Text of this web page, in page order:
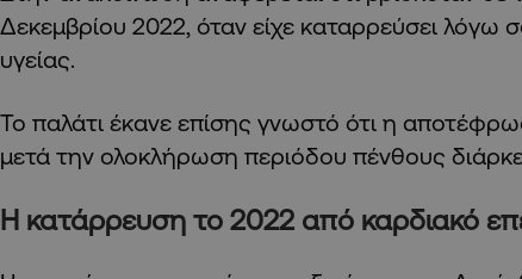
Δεκεμβρίου 2022, όταν είχε καταρρεύσει
υγείας.
Το παλάτι έκανε επίσης γνωστό ότι η
μετά την ολοκλήρωση περιόδου πένθους
Η κατάρρευση το 2022 από καρδιακό